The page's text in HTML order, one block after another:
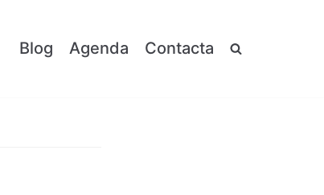
Blog Agenda Contacta